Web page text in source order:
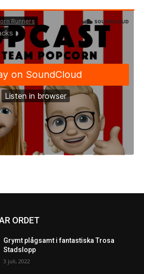
ORDET
Grymt plågsamt i fantastiska Trosa
Stadslopp
3 juli, 2022